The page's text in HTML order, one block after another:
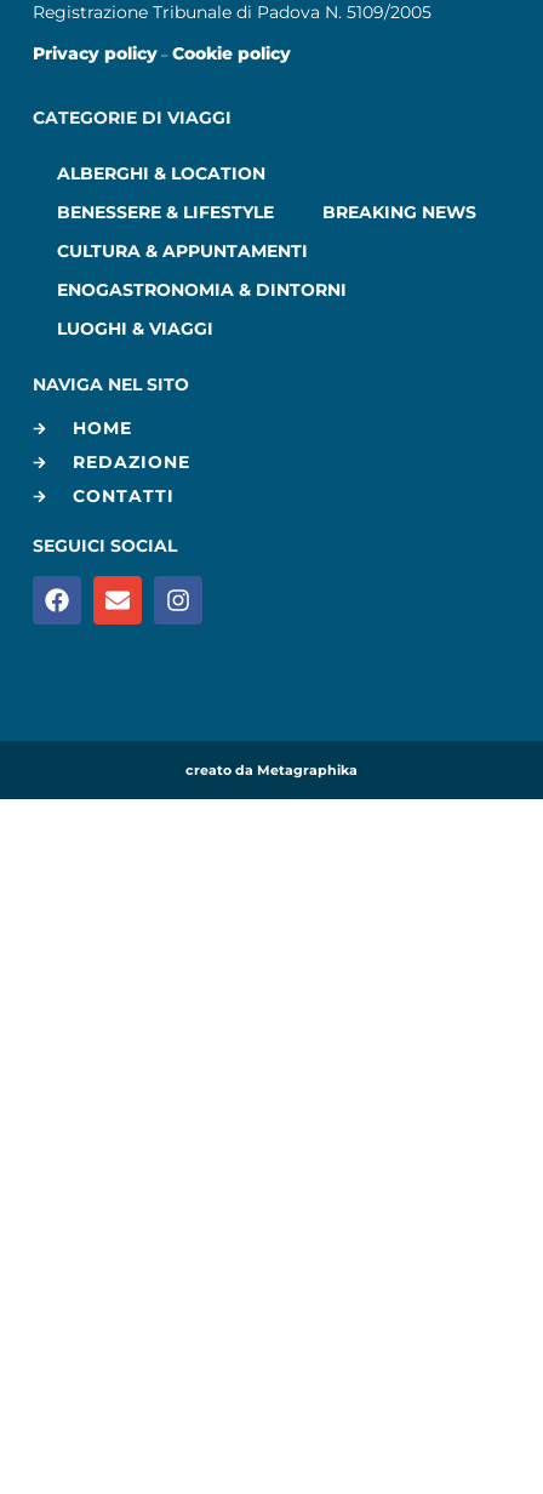
Registrazione Tribunale di Padova N. 5109/2005
Privacy policy– Cookie policy
CATEGORIE DI VIAGGI
ALBERGHI & LOCATION
BENESSERE & LIFESTYLE
BREAKING NEWS
CULTURA & APPUNTAMENTI
ENOGASTRONOMIA & DINTORNI
LUOGHI & VIAGGI
NAVIGA NEL SITO
HOME
REDAZIONE
CONTATTI
SEGUICI SOCIAL
creato da Metagraphika